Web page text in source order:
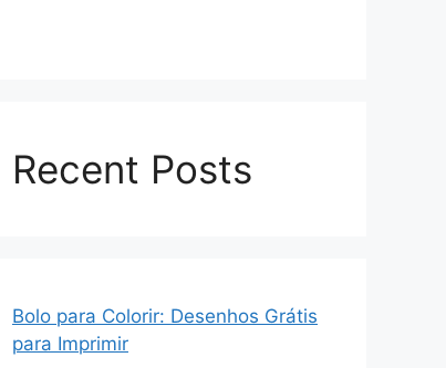
Recent Posts
Bolo para Colorir: Desenhos Grátis
para Imprimir